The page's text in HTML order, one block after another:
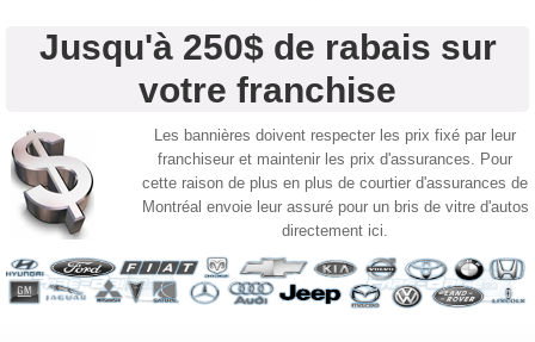
Jusqu'à 250$ de rabais sur
votre franchise
Les bannières doivent respecter les prix fixé par leur
franchiseur et maintenir les prix d'assurances. Pour
cette raison de plus en plus de courtier d'assurances de
Montréal envoie leur assuré pour un bris de vitre d'autos
directement ici.